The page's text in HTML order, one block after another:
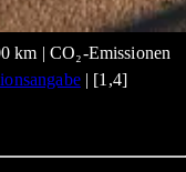
km | CO₂-Emissionen
| [1,4]